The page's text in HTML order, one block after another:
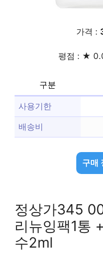
가격 :
평점 : ★
구분
사용기한
배송비
구매
정상가345
리뉴잉팩1통
수2ml